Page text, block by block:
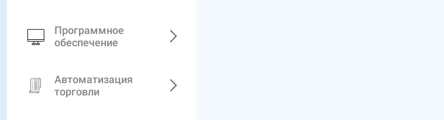
Программное
обеспечение
Автоматизация
торговли